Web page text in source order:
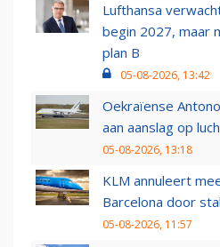
Lufthansa
begin 2027, maar
plan B
05-08-2026, 13:42
Oekraïense
aan aanslag op
05-08-2026, 13:18
KLM annuleert
Barcelona door
05-08-2026, 11:57